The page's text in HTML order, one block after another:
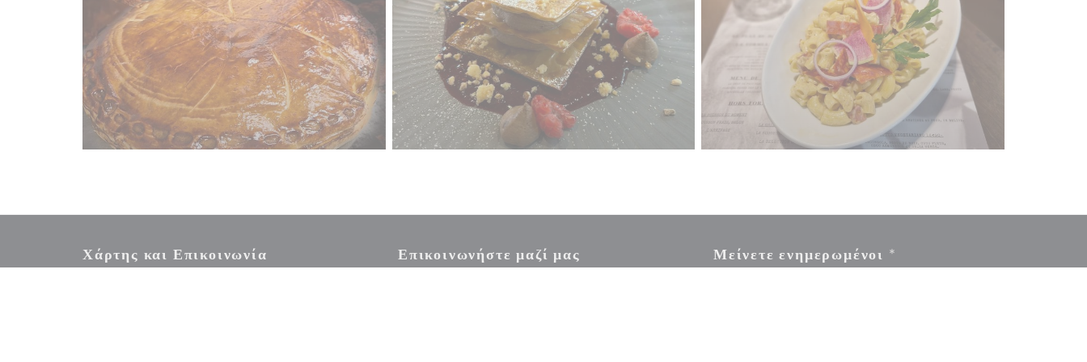
Χάρτης και Επικοινωνία Επικοινωνήστε μαζί μας Μείνετε ενημερωμένοι *